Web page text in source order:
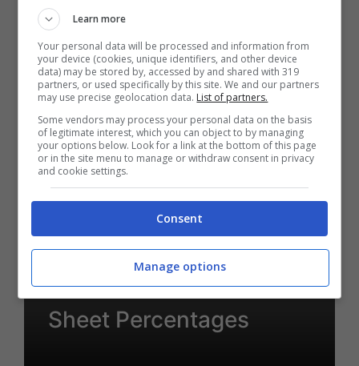
7 Dicembre 2020
How to Figure the
Common Size Balance-
Sheet Percentages
Learn more
Your personal data will be processed and information from
your device (cookies, unique identifiers, and other device
data) may be stored by, accessed by and shared with 319
partners, or used specifically by this site. We and our partners
may use precise geolocation data. List of partners.
Some vendors may process your personal data on the basis
of legitimate interest, which you can object to by managing
your options below. Look for a link at the bottom of this page
or in the site menu to manage or withdraw consent in privacy
and cookie settings.
Consent
Manage options